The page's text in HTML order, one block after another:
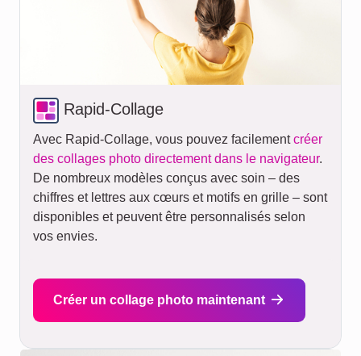
Rapid-Collage
Avec Rapid-Collage, vous pouvez facilementcréer
des collages photo directement dans le navigateur.
De nombreux modèles conçus avec soin – des
chiffres et lettres aux cœurs et motifs en grille – sont
disponibles et peuvent être personnalisés selon
vos envies.
Créer un collage photo maintenant